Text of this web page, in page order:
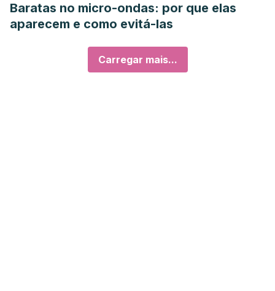
Baratas no micro-ondas: por que elas
aparecem e como evitá-las
Carregar mais...